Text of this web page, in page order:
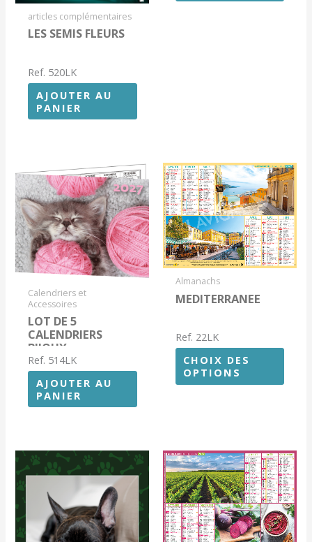
articles complémentaires
LES SEMIS FLEURS
Ref. 520LK
AJOUTER AU
PANIER
Calendriers et
Accessoires
LOT DE 5
CALENDRIERS
BIJOUX
Ref. 514LK
AJOUTER AU
PANIER
Almanachs
MEDITERRANEE
Ref. 22LK
CHOIX DES
OPTIONS